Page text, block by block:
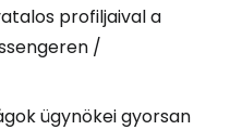
profiljaival a
/
ügynökei gyorsan